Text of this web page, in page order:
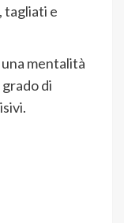
tagliati e
mentalità
di